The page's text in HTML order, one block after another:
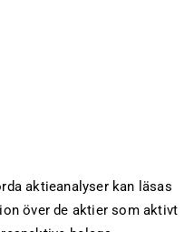
aktieanalyser kan läsas
över de aktier som aktivt